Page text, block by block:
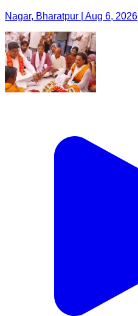
Nagar, Bharatpur | Aug 6, 2026